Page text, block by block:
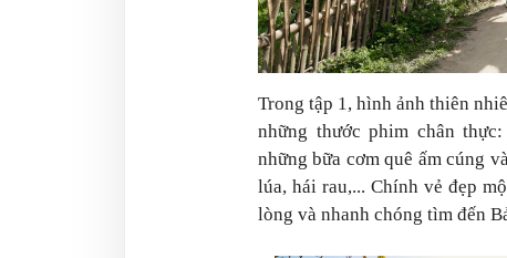
Trong tập 1, hình ảnh thiên
những thước phim chân
những bữa cơm quê ấm cúng
lúa, hái rau,... Chính vẻ đẹp
lòng và nhanh chóng tìm đến